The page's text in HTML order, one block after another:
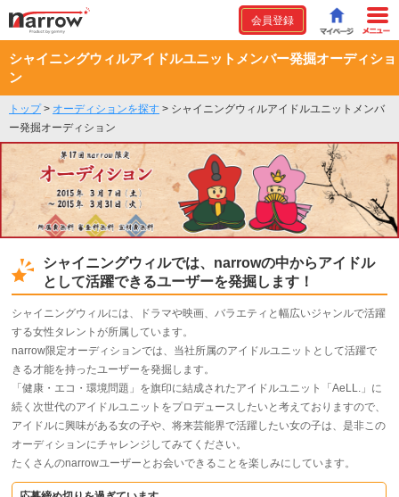
会員登録
シャイニングウィルアイドルユニットメンバー発掘オーディショ
ン
トップ> オーディションを探す > シャイニングウィルアイドルユニットメンバ
ー発掘オーディション
シャイニングウィルでは、narrowの中からアイドル
として活躍できるユーザーを発掘します！
シャイニングウィルには、ドラマや映画、バラエティと幅広いジャンルで活躍
する女性タレントが所属しています。
narrow限定オーディションでは、当社所属のアイドルユニットとして活躍で
きる才能を持ったユーザーを発掘します。
「健康・エコ・環境問題」を旗印に結成されたアイドルユニット「AeLL.」に
続く次世代のアイドルユニットをプロデュースしたいと考えておりますので、
アイドルに興味がある女の子や、将来芸能界で活躍したい女の子は、是非この
オーディションにチャレンジしてみてください。
たくさんのnarrowユーザーとお会いできることを楽しみにしています。